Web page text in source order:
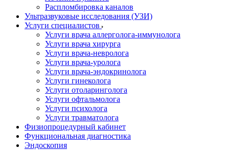
Распломбировка каналов
Ультразвуковые исследования (УЗИ)
Услуги специалистов
Услуги врача аллерголога-иммунолога
Услуги врача хирурга
Услуги врача-невролога
Услуги врача-уролога
Услуги врача-эндокринолога
Услуги гинеколога
Услуги отоларинголога
Услуги офтальмолога
Услуги психолога
Услуги травматолога
Физиопроцедурный кабинет
Функциональная диагностика
Эндоскопия